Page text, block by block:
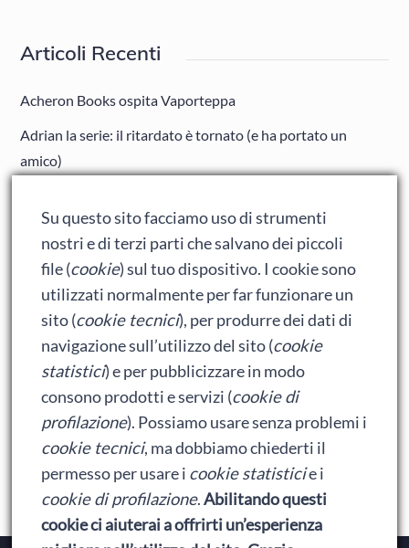
Articoli Recenti
Acheron Books ospita Vaporteppa
Adrian la serie: il ritardato è tornato (e ha portato un
amico)
Ralph spacca Internet: analisi del film
Bumblebee: un buon film dei Transformers
Meta
Accedi
Feed dei contenuti
Feed dei commenti
WordPress.org
Su questo sito facciamo uso di strumenti
nostri e di terzi parti che salvano dei piccoli
file (cookie) sul tuo dispositivo. I cookie sono
utilizzati normalmente per far funzionare un
sito (cookie tecnici), per produrre dei dati di
navigazione sull’utilizzo del sito (cookie
statistici) e per pubblicizzare in modo
consono prodotti e servizi (cookie di
profilazione). Possiamo usare senza problemi i
cookie tecnici, ma dobbiamo chiederti il
permesso per usare i cookie statisticie i
cookie di profilazione.Abilitando questi
cookie ci aiuterai a offrirti un’esperienza